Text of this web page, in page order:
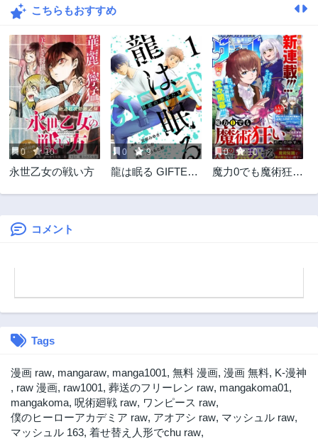
こちらもおすすめ
0 10
永世乙女の戦い方
0 9
龍は眠る GIFTED
0 10
魔力0でも魔術狂い
る～俺だけ知って
コメント
Tags
漫画 raw, mangaraw, manga1001, 無料 漫画, 漫画 無料, K-漫神
, raw 漫画, raw1001, 葬送のフリーレン raw, mangakoma01,
mangakoma, 呪術廻戦 raw, ワンピース raw,
僕のヒーローアカデミア raw, アオアシ raw, マッシュル raw,
マッシュル 163, 着せ替え人形でchu raw,